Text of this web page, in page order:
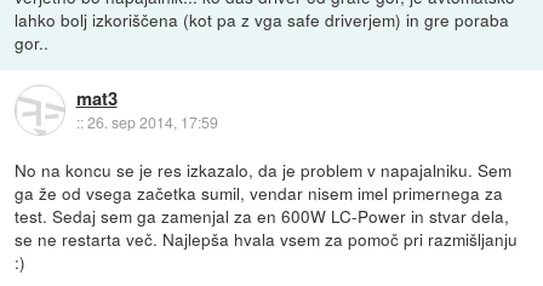
lahko bolj izkoriščena (kot pa z vga safe driverjem) in gre poraba
gor..
mat3
::26. sep 2014, 17:59
No na koncu se je res izkazalo, da je problem v napajalniku. Sem
ga že od vsega začetka sumil, vendar nisem imel primernega za
test. Sedaj sem ga zamenjal za en 600W LC-Power in stvar dela,
se ne restarta več. Najlepša hvala vsem za pomoč pri razmišljanju
:)